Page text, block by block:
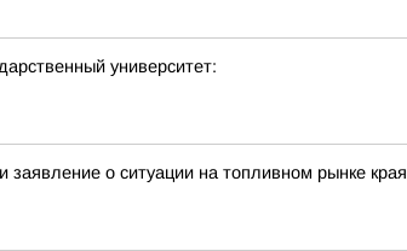
университет:
заявление о ситуации на топливном рынке края